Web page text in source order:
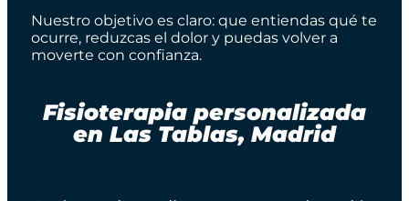
Nuestro objetivo es claro: que entiendas qué te
ocurre, reduzcas el dolor y puedas volver a
moverte con confianza.
Fisioterapia personalizada
en Las Tablas, Madrid